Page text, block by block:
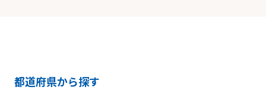
都道府県から探す